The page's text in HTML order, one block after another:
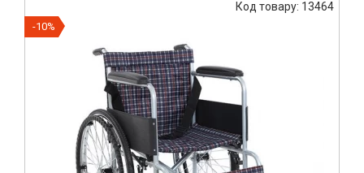
Код товару: 13464
-10%